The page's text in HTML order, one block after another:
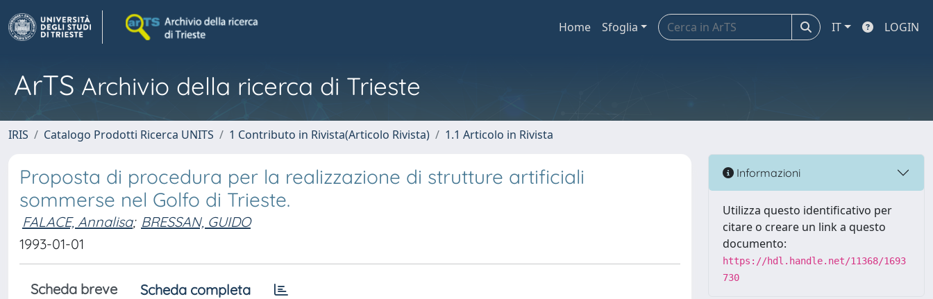
Home Sfoglia IT LOGIN
ArTS Archivio della ricerca di Trieste
IRIS Catalogo Prodotti Ricerca UNITS 1 Contributo in Rivista(Articolo Rivista) 1.1 Articolo in Rivista
Proposta di procedura per la realizzazione di strutture artificiali
sommerse nel Golfo di Trieste.
FALACE, Annalisa; BRESSAN, GUIDO
1993-01-01
Scheda breve Scheda completa
Informazioni
Utilizza questo identificativo per
citare o creare un link a questo
documento:
https://hdl.handle.net/11368/1693
730